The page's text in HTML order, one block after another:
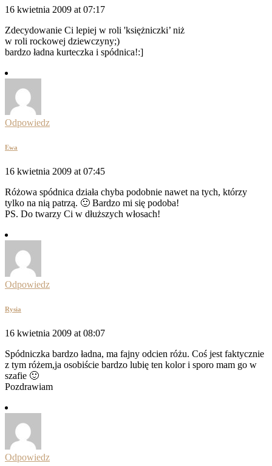
16 kwietnia 2009 at 07:17
Zdecydowanie Ci lepiej w roli 'księżniczki’ niż
w roli rockowej dziewczyny;)
bardzo ładna kurteczka i spódnica!:]
Odpowiedz
Ewa
16 kwietnia 2009 at 07:45
Różowa spódnica działa chyba podobnie nawet na tych, którzy
tylko na nią patrzą. 🙂 Bardzo mi się podoba!
PS. Do twarzy Ci w dłuższych włosach!
Odpowiedz
Rysia
16 kwietnia 2009 at 08:07
Spódniczka bardzo ładna, ma fajny odcien różu. Coś jest faktycznie
z tym różem,ja osobiście bardzo lubię ten kolor i sporo mam go w
szafie 🙂
Pozdrawiam
Odpowiedz